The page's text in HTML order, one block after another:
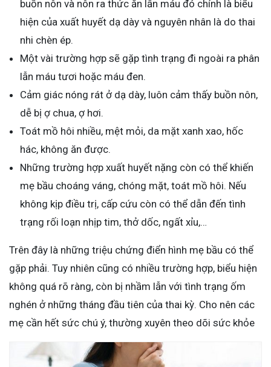
buồn nôn và nôn ra thức ăn lẫn máu đó chính là biểu
hiện của xuất huyết dạ dày và nguyên nhân là do thai
nhi chèn ép.
Một vài trường hợp sẽ gặp tình trạng đi ngoài ra phân
lẫn máu tươi hoặc máu đen.
Cảm giác nóng rát ở dạ dày, luôn cảm thấy buồn nôn,
dễ bị ợ chua, ợ hơi.
Toát mồ hôi nhiều, mệt mỏi, da mặt xanh xao, hốc
hác, không ăn được.
Những trường hợp xuất huyết nặng còn có thể khiến
mẹ bầu choáng váng, chóng mặt, toát mồ hôi. Nếu
không kịp điều trị, cấp cứu còn có thể dẫn đến tình
trạng rối loạn nhịp tim, thở dốc, ngất xỉu,…
Trên đây là những triệu chứng điển hình mẹ bầu có thể
gặp phải. Tuy nhiên cũng có nhiều trường hợp, biểu hiện
không quá rõ ràng, còn bị nhầm lẫn với tình trạng ốm
nghén ở những tháng đầu tiên của thai kỳ. Cho nên các
mẹ cần hết sức chú ý, thường xuyên theo dõi sức khỏe